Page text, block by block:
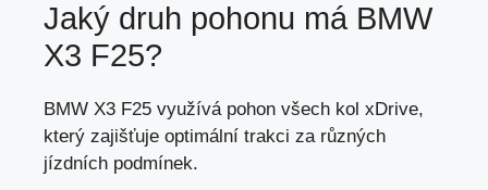
Jaký druh pohonu má BMW
X3 F25?
BMW X3 F25 využívá pohon všech kol xDrive,
který zajišťuje optimální trakci za různých
jízdních podmínek.